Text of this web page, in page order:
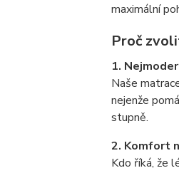
maximální
Proč
1.
Naše
nejenže
stupně.
2. Komfort
Kdo říká, že